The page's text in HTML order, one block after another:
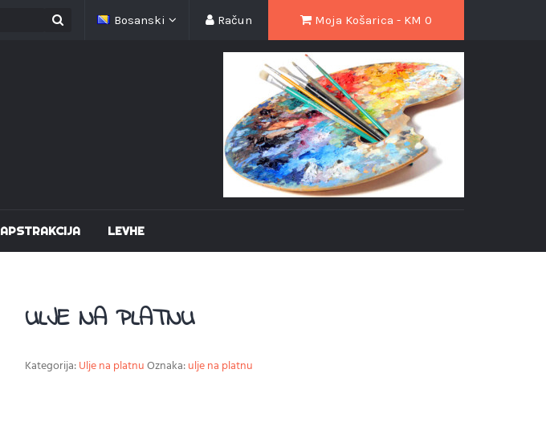
Moja Košarica - KM 0
Račun
Bosanski
APSTRAKCIJA LEVHE
ULJE NA PLATNU
Kategorija:Ulje na platnuOznaka:ulje na platnu